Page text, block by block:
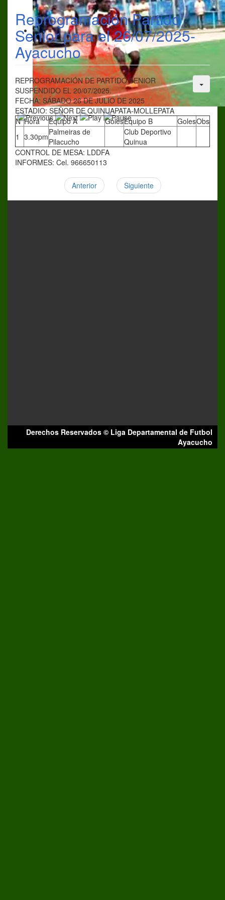
Reprogramación Partido
Senior para el 26/07/2025-
Ayacucho
REPROGRAMACIÓN DE PARTIDO SENIOR
SUSPENDIDO EL 20/07/2025.
FECHA: SÁBADO 26 DE JULIO DE 2025
ESTADIO: SEÑOR DE QUINUAPATA-MOLLEPATA
N°Hora Equipo A GolesEquipo B GolesObs
1 3.30pmPalmeiras de
Pilacucho
Club Deportivo
Quinua
CONTROL DE MESA: LDDFA
INFORMES: Cel. 966650113
Anterior Siguiente
Derechos Reservados © Liga Departamental de Futbol
Ayacucho